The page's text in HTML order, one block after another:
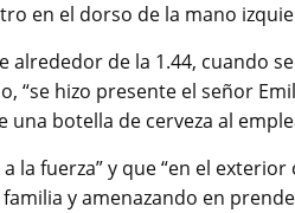
en el dorso de la mano
alrededor de la 1.44, cuando
“se hizo presente el señor
botella de cerveza al
la fuerza” y que “en el
y amenazando en